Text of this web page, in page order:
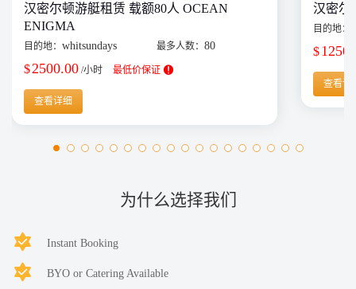
汉密尔顿游艇租赁 载额80人 OCEAN
ENIGMA
目的地： whitsundays 最多人数：80
$2500.00 /小时 最低价保证
查看详细
汉密尔
目的地：
$
查看详
为什么选择我们
Instant Booking
BYO or Catering Available